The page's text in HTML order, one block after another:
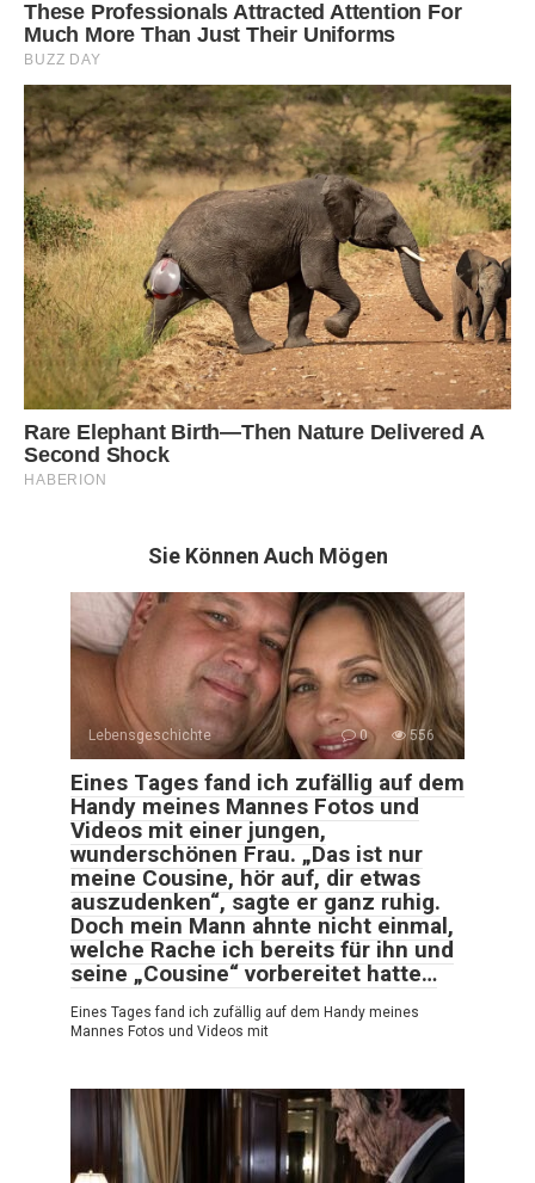
Sie Können Auch Mögen
Lebensgeschichte 0 556
Eines Tages fand ich zufällig auf dem
Handy meines Mannes Fotos und
Videos mit einer jungen,
wunderschönen Frau. „Das ist nur
meine Cousine, hör auf, dir etwas
auszudenken“, sagte er ganz ruhig.
Doch mein Mann ahnte nicht einmal,
welche Rache ich bereits für ihn und
seine „Cousine“ vorbereitet hatte…
Eines Tages fand ich zufällig auf dem Handy meines
Mannes Fotos und Videos mit